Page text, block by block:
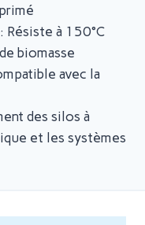
: Résiste à 150°C
biomasse
avec la
des silos à
et les systèmes